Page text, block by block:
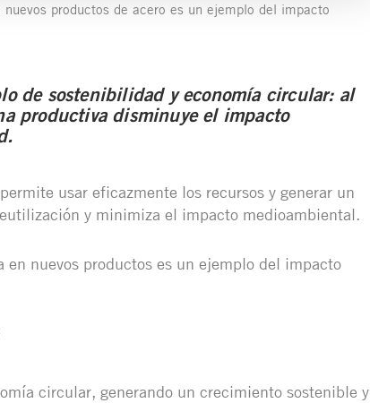
productos de acero es un ejemplo del impacto
de sostenibilidad y economía circular: al
productiva disminuye el impacto
usar eficazmente los recursos y generar un
y minimiza el impacto medioambiental.
nuevos productos es un ejemplo del impacto
circular, generando un crecimiento sostenible y